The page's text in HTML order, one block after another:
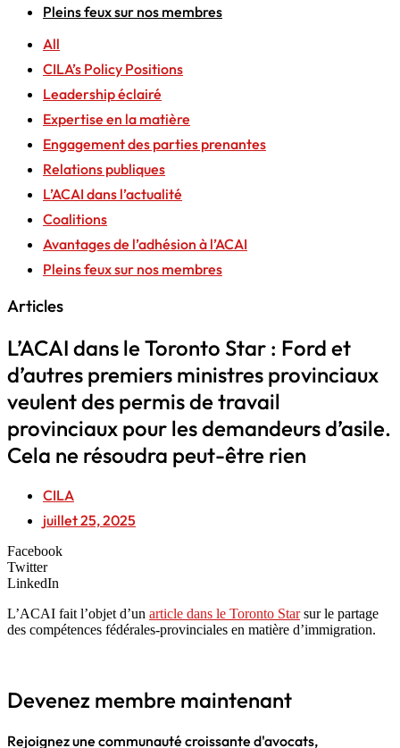
Pleins feux sur nos membres
All
CILA’s Policy Positions
Leadership éclairé
Expertise en la matière
Engagement des parties prenantes
Relations publiques
L’ACAI dans l’actualité
Coalitions
Avantages de l’adhésion à l’ACAI
Pleins feux sur nos membres
Articles
L’ACAI dans le Toronto Star : Ford et
d’autres premiers ministres provinciaux
veulent des permis de travail
provinciaux pour les demandeurs d’asile.
Cela ne résoudra peut-être rien
CILA
juillet 25, 2025
Facebook
Twitter
LinkedIn
L’ACAI fait l’objet d’un article dans le Toronto Starsur le partage
des compétences fédérales-provinciales en matière d’immigration.
Devenez membre maintenant
Rejoignez une communauté croissante d'avocats,